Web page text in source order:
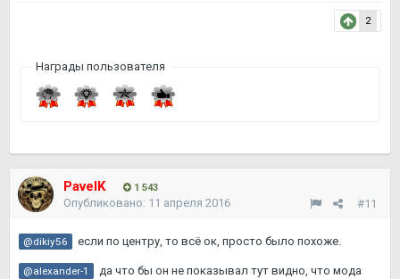
2
Награды пользователя
PavelK 1 543
#11
Опубликовано: 11 апреля 2016
@dikiy56 если по центру, то всё ок, просто было похоже.
@alexander-1
да что бы он не показывал тут видно, что мода